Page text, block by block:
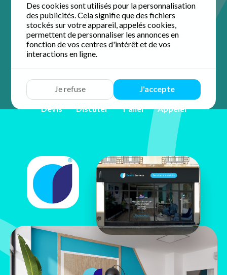
Des cookies sont utilisés pour la personnalisation
des publicités. Cela signifie que des fichiers
stockés sur votre appareil, appelés cookies,
permettent de personnaliser les annonces en
fonction de vos centres d'intérêt et de vos
interactions en ligne.
Je refuse J'accepte
Installée au cœur de la ville, l'équipe de Centre Services
Brest simplifie votre quotidien. Profitez d'un
accompagnement personnalisé et de proximité.
4.8 / 5 sur 24 avisGoogle
Devis Discuter Y aller Appeler
Prisca
BISSANGOUX
11 rue des 11 martyrs
29200 Brest